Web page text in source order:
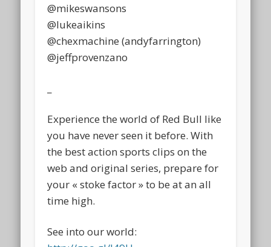
@mikeswansons
@lukeaikins
@chexmachine (andyfarrington)
@jeffprovenzano
Experience the world of Red Bull like
you have never seen it before. With
the best action sports clips on the
web and original series, prepare for
your « stoke factor » to be at an all
time high.
See into our world: